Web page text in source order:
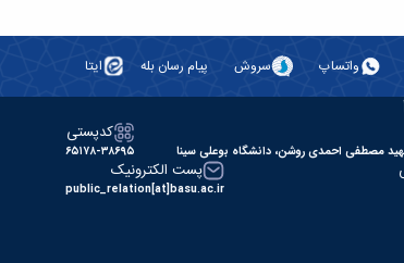
واتساپ سروش پیام رسان بله ایتا
مصطفی احمدی روشن، دانشگاه بوعلی سینا
کدپستی
۶۵۱۷۸-۳۸۶۹۵
پست الکترونیک
public_relation[at]basu.ac.ir